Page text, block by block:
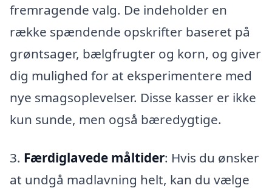
fremragende valg. De indeholder en
række spændende opskrifter baseret på
grøntsager, bælgfrugter og korn, og giver
dig mulighed for at eksperimentere med
nye smagsoplevelser. Disse kasser er ikke
kun sunde, men også bæredygtige.
3. Færdiglavede måltider: Hvis du ønsker
at undgå madlavning helt, kan du vælge